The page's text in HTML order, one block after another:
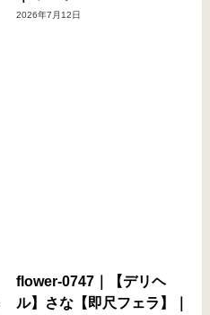
2026年7月12日
flower-0747｜【デリヘ
ル】さな【即尺フェラ】｜